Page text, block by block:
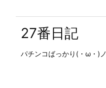
27番日記
パチンコばっかり(・ω・)ノ